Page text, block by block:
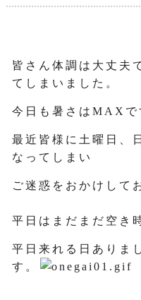
皆さん体調は大丈夫
てしまいました。
今日も暑さはMAXで
最近皆様に土曜日、
なってしまい
ご迷惑をおかけして
平日はまだまだ空き
平日来れる日ありま
す。